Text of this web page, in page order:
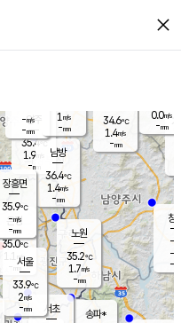
close
양주
35.4℃
1.9
-mm
34.6℃
1.4m/s
-mm
창
-
-m/
-
0.0m/s
-mm
은평
35.0℃
m/s
- mm
노원
35.2℃
1.7m/s
-mm
송파*
서초
남방
36.4℃
1.4m/s
-mm
장흥면
35.9℃
-m/s
-mm
-m/s
-mm
서울
33.9℃
2m/s
-mm
1 m/s
-mm